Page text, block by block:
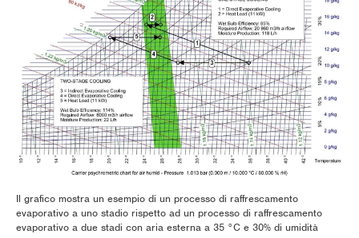
Il grafico mostra un esempio di un processo di raffrescamento
evaporativo a uno stadio rispetto ad un processo di raffrescamento
evaporativo a due stadi con aria esterna a 35 °C e 30% di umidità